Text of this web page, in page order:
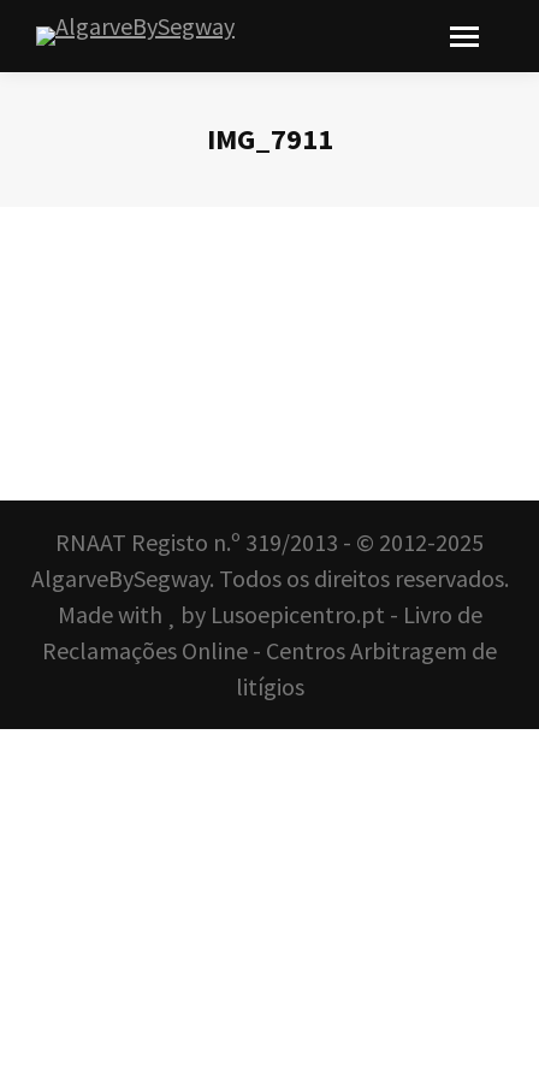
IMG_7911
RNAAT Registo n.º 319/2013 - © 2012-2025
AlgarveBySegway. Todos os direitos reservados.
Made with
by Lusoepicentro.pt - Livro de
Reclamações Online - Centros Arbitragem de
litígios